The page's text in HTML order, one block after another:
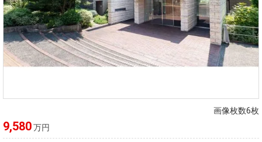
画像枚数6枚
9,580万円